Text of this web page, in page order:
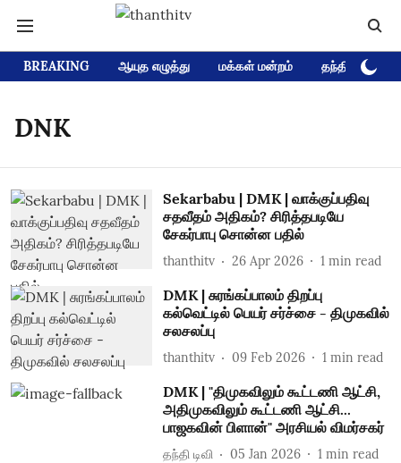
BREAKING ஆயுத எழுத்து மக்கள் மன்றம் தந்தி டிவி
DNK
Sekarbabu | DMK | வாக்குப்பதிவு
சதவீதம் அதிகம்? சிரித்தபடியே
சேகர்பாபு சொன்ன பதில்
thanthitv 26 Apr 2026 1 min read
DMK | சுரங்கப்பாலம் திறப்பு
கல்வெட்டில் பெயர் சர்ச்சை - திமுகவில்
சலசலப்பு
thanthitv 09 Feb 2026 1 min read
DMK | "திமுகவிலும் கூட்டணி ஆட்சி,
அதிமுகவிலும் கூட்டணி ஆட்சி...
பாஜகவின் பிளான்" அரசியல் விமர்சகர்
தந்தி டிவி 05 Jan 2026 1 min read